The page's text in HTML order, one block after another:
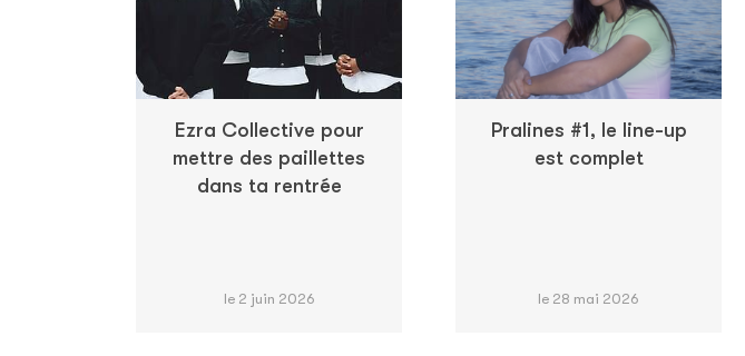
Ezra Collective pour
mettre des paillettes
dans ta rentrée
le 2 juin 2026
Pralines #1, le line-up
est complet
le 28 mai 2026